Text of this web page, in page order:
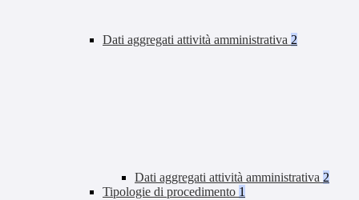
Dati aggregati attività amministrativa 2
Dati aggregati attività amministrativa 2
Tipologie di procedimento 1